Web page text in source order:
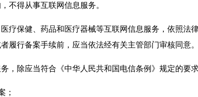
得从事互联网信息服务。
健、药品和医疗器械等互联网信息服务，依照法
履行备案手续前，应当依法经有关主管部门审核同意。
应当符合《中华人民共和国电信条例》规定的要求
；